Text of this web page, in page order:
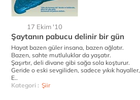
17 Ekim '10
Şaytanın pabucu delinir bir gün
Hayat bazen güler insana, bazen ağlatır.
Bazen, sahte mutluluklar da yaşatır.
Şaşırtır, deli divane gibi sağa sola koşturur.
Geride o eski sevgiliden, sadece yıkık hayaller,
E..
Kategori : Şiir